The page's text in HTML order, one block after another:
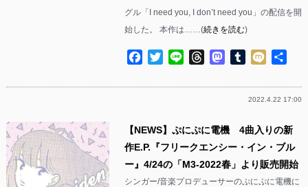
グル「I need you, I don’t need you」の配信を開
始した。 本作は……(続きを読む)
Facebook
TwitterLine ThreadsMastodon
Tumblr
Mixi
2022.4.22 17:00
【NEWS】ぷにぷに電機 4曲入りの新
作E.P.『フリークエンシー・イン・ブル
ー』4/24の「M3-2022春」より販売開始
シンガー/音楽プロデューサーのぷにぷに電機に